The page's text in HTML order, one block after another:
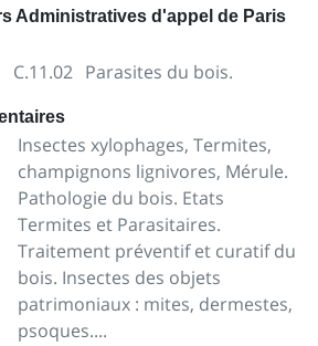
Administratives d'appel de Paris
C.11.02 Parasites du bois.
Insectes xylophages, Termites,
champignons lignivores, Mérule.
Pathologie du bois. Etats
Termites et Parasitaires.
Traitement préventif et curatif du
bois. Insectes des objets
patrimoniaux : mites, dermestes,
psoques....